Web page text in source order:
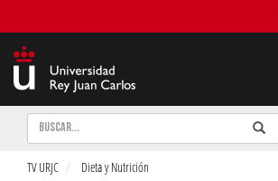
Buscar Enviar
Buscar
TV URJC Dieta y Nutrición